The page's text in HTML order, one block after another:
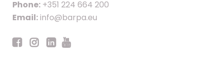
Phone: +351 224 664 200
Email:info@barpa.eu